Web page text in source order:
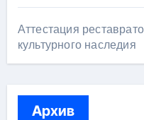
Аттестация
культурного наследия
Архив